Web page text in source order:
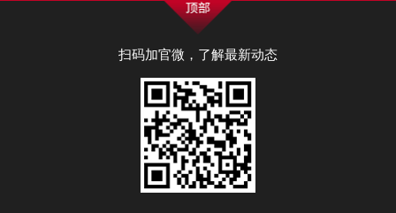
扫码加官微，了解最新动态